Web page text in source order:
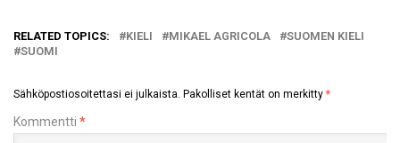
RELATED TOPICS: KIELI MIKAEL AGRICOLA
SUOMEN KIELI
SUOMI
Sähköpostiosoitettasi ei julkaista. Pakolliset kentät on merkitty *
Kommentti *